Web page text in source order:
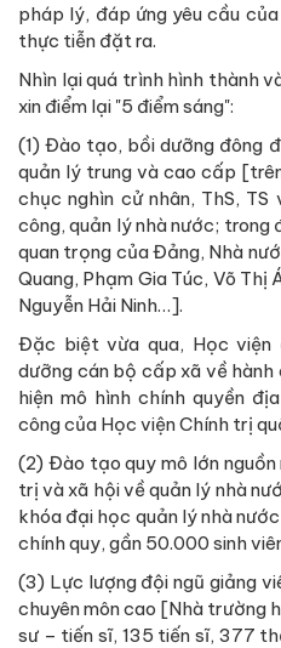
pháp lý, đáp ứng yêu cầu
thực tiễn đặt ra.
Nhìn lại quá trình hình thành
xin điểm lại "5 điểm sáng":
(1) Đào tạo, bồi dưỡng đông
quản lý trung và cao cấp
chục nghìn cử nhân, ThS,
công, quản lý nhà nước; trong
quan trọng của Đảng, Nhà
Quang, Phạm Gia Túc, Võ Thị
Nguyễn Hải Ninh…].
Đặc biệt vừa qua, Học
dưỡng cán bộ cấp xã về
hiện mô hình chính quyền
công của Học viện Chính trị
(2) Đào tạo quy mô lớn
trị và xã hội về quản lý nhà
khóa đại học quản lý nhà
chính quy, gần 50.000 sinh
(3) Lực lượng đội ngũ giảng
chuyên môn cao [Nhà trường
sư – tiến sĩ, 135 tiến sĩ, 377